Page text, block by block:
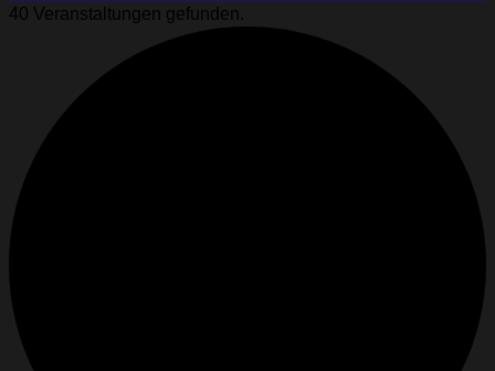
40 Veranstaltungen gefunden.